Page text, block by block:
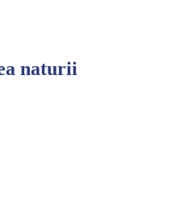
naturii